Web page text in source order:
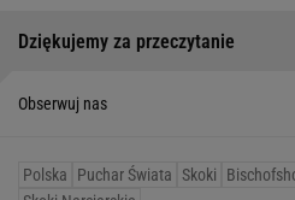
Dziękujemy za przeczytanie
Obserwuj nas
Polska Puchar Świata Skoki